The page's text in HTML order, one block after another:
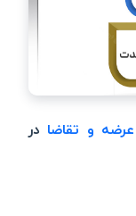
عرضه و تقاضا در